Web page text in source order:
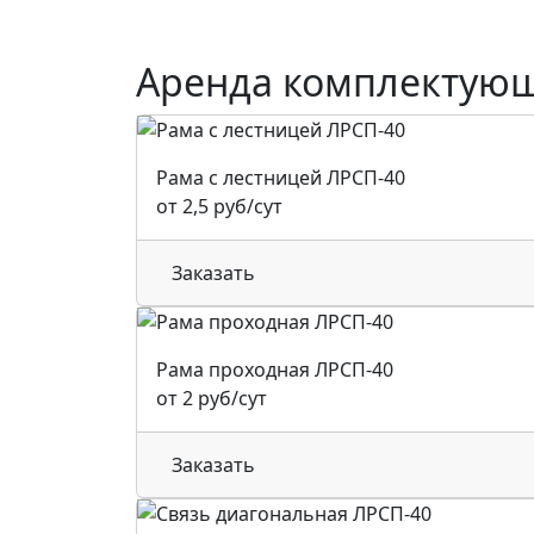
Аренда
Рама с лестницей ЛРСП-40
от 2,5 руб/сут
Заказать
Рама проходная ЛРСП-40
от 2 руб/сут
Заказать